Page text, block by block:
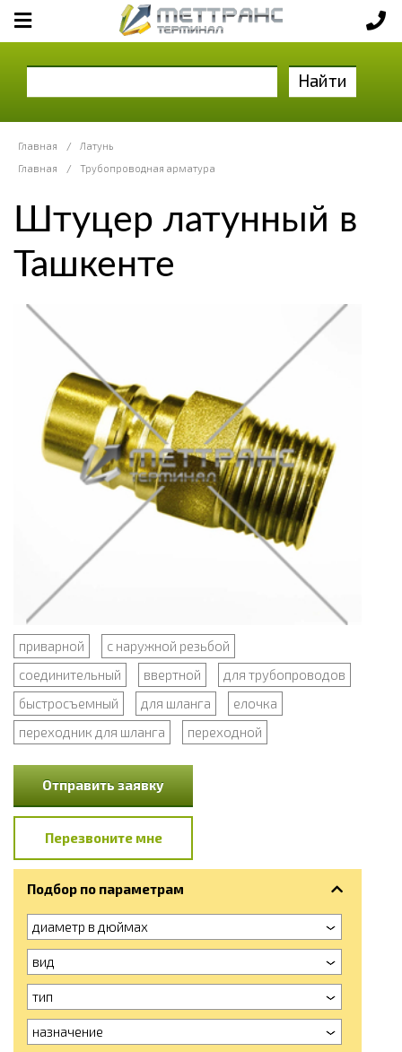
Найти
Главная /
Латунь
Главная
/ Трубопроводная арматура
Штуцер латунный в
Ташкенте
приварной
с наружной резьбой
соединительный
ввертной
для трубопроводов
быстросъемный
для шланга
елочка
переходник для шланга
переходной
Отправить заявку
Перезвоните мне
Подбор по параметрам
диаметр в дюймах
вид
тип
назначение